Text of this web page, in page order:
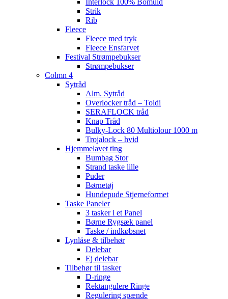
Interlock 100% Bomuld
Strik
Rib
Fleece
Fleece med tryk
Fleece Ensfarvet
Festival Strømpebukser
Strømpebukser
Colmn 4
Sytråd
Alm. Sytråd
Overlocker tråd – Toldi
SERAFLOCK tråd
Knap Tråd
Bulky-Lock 80 Multiolour 1000 m
Trojalock – hvid
Hjemmelavet ting
Bumbag Stor
Strand taske lille
Puder
Børnetøj
Hundepude Stjerneformet
Taske Paneler
3 tasker i et Panel
Børne Rygsæk panel
Taske / indkøbsnet
Lynlåse & tilbehør
Delebar
Ej delebar
Tilbehør til tasker
D-ringe
Rektangulere Ringe
Regulering spænde